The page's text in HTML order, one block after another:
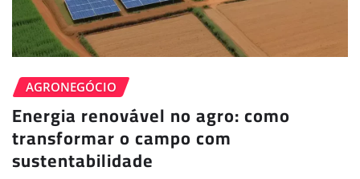
AGRONEGÓCIO
Energia renovável no agro: como
transformar o campo com
sustentabilidade